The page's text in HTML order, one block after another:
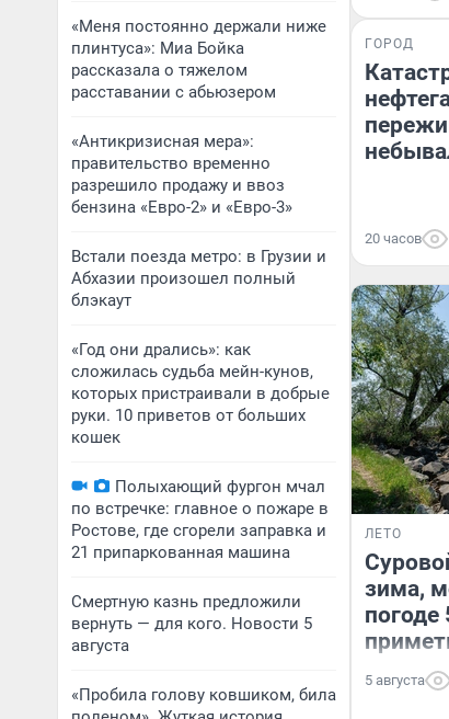
«Меня постоянно держали ниже
плинтуса»: Миа Бойка
рассказала о тяжелом
расставании с абьюзером
«Антикризисная мера»:
правительство временно
разрешило продажу и ввоз
бензина «Евро-2» и «Евро-3»
Встали поезда метро: в Грузии и
Абхазии произошел полный
блэкаут
«Год они дрались»: как
сложилась судьба мейн-кунов,
которых пристраивали в добрые
руки. 10 приветов от больших
кошек
Полыхающий фургон мчал
по встречке: главное о пожаре в
Ростове, где сгорели заправка и
21 припаркованная машина
Смертную казнь предложили
вернуть — для кого. Новости 5
августа
«Пробила голову ковшиком, била
ГОРОД
20 часов
ЛЕТО
зима,
5 августа